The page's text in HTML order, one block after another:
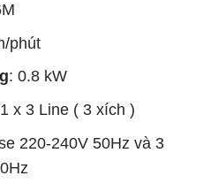
phút
: 0.8 kW
x 3 Line ( 3 xích )
220-240V 50Hz và 3